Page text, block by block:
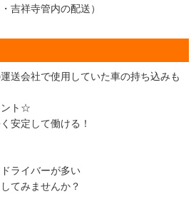
吉祥寺管内の配送）
送会社で使用していた車の持ち込みも
ント☆
安定して働ける！
ライバーが多い
てみませんか？